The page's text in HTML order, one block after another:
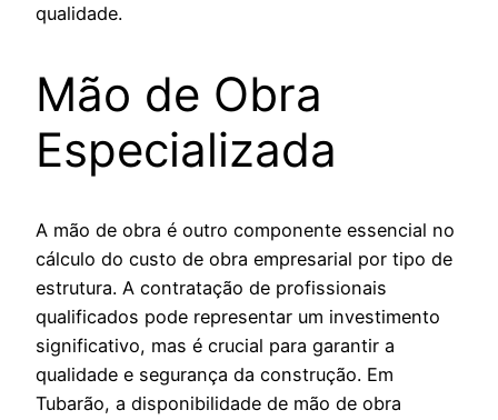
qualidade.
Mão de Obra
Especializada
A mão de obra é outro componente essencial no
cálculo do custo de obra empresarial por tipo de
estrutura. A contratação de profissionais
qualificados pode representar um investimento
significativo, mas é crucial para garantir a
qualidade e segurança da construção. Em
Tubarão, a disponibilidade de mão de obra